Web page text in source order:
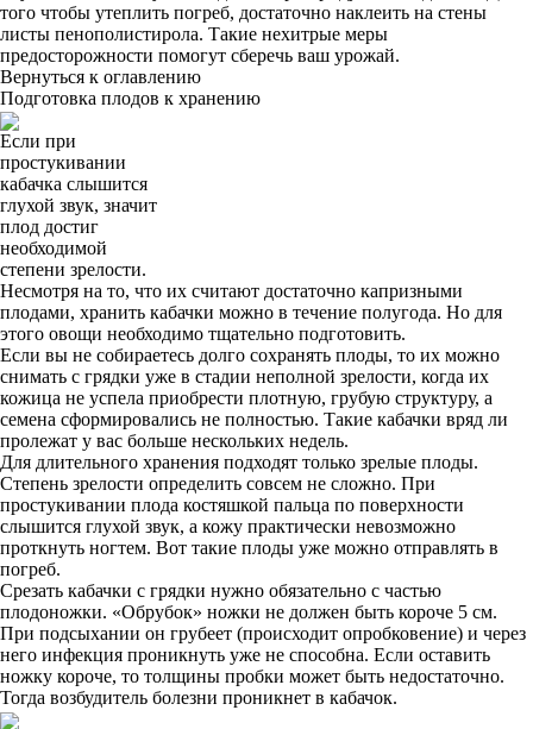
того чтобы утеплить погреб, достаточно наклеить на стены
листы пенополистирола. Такие нехитрые меры
предосторожности помогут сберечь ваш урожай.
Вернуться к оглавлению
Подготовка плодов к хранению
Если при
простукивании
кабачка слышится
глухой звук, значит
плод достиг
необходимой
степени зрелости.
Несмотря на то, что их считают достаточно капризными
плодами, хранить кабачки можно в течение полугода. Но для
этого овощи необходимо тщательно подготовить.
Если вы не собираетесь долго сохранять плоды, то их можно
снимать с грядки уже в стадии неполной зрелости, когда их
кожица не успела приобрести плотную, грубую структуру, а
семена сформировались не полностью. Такие кабачки вряд ли
пролежат у вас больше нескольких недель.
Для длительного хранения подходят только зрелые плоды.
Степень зрелости определить совсем не сложно. При
простукивании плода костяшкой пальца по поверхности
слышится глухой звук, а кожу практически невозможно
проткнуть ногтем. Вот такие плоды уже можно отправлять в
погреб.
Срезать кабачки с грядки нужно обязательно с частью
плодоножки. «Обрубок» ножки не должен быть короче 5 см.
При подсыхании он грубеет (происходит опробковение) и через
него инфекция проникнуть уже не способна. Если оставить
ножку короче, то толщины пробки может быть недостаточно.
Тогда возбудитель болезни проникнет в кабачок.